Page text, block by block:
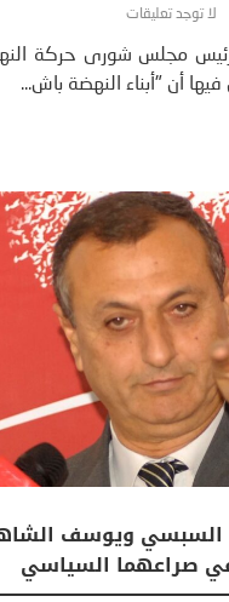
لا توجد تعليقات
رئيس مجلس شورى حركة
أن "أبناء النهضة باش...
السبسي ويوسف
صراعهما السياسي